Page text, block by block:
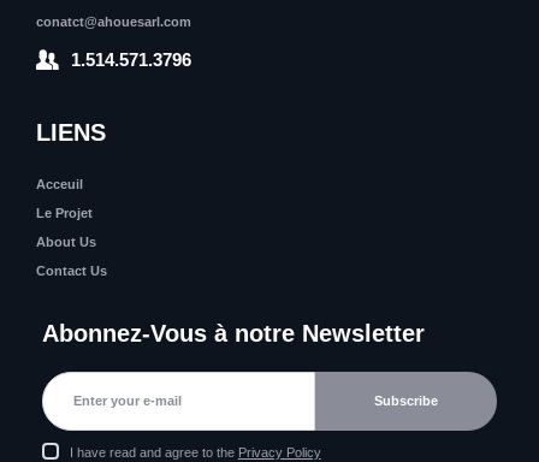
conatct@ahouesarl.com
1.514.571.3796
LIENS
Acceuil
Le Projet
About Us
Contact Us
Abonnez-Vous à notre Newsletter
I have read and agree to the Privacy Policy